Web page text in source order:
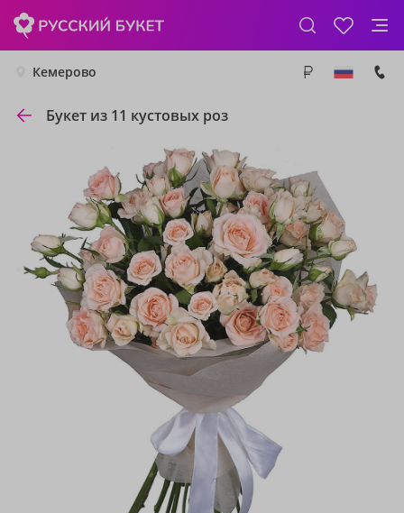
Кемерово
Букет из 11 кустовых роз